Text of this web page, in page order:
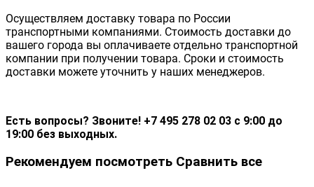
Осуществляем доставку товара по России
транспортными компаниями. Стоимость доставки до
вашего города вы оплачиваете отдельно транспортной
компании при получении товара. Сроки и стоимость
доставки можете уточнить у наших менеджеров.
Есть вопросы? Звоните! +7 495 278 02 03 с 9:00 до
19:00 без выходных.
Рекомендуем посмотреть Сравнить все